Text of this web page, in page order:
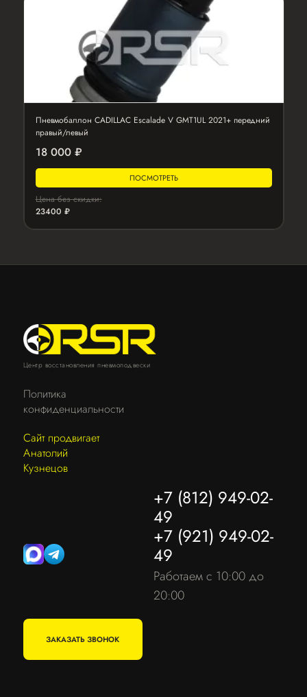
Пневмобаллон CADILLAC Escalade V GMT1UL 2021+ передний
правый/левый
18 000 ₽
ПОСМОТРЕТЬ
Цена без скидки:
23400 ₽
Центр восстановления пневмоподвески
Политика
конфиденциальности
Сайт продвигает
Анатолий
Кузнецов
+7 (812) 949-02-
49
+7 (921) 949-02-
49
Работаем с 10:00 до
20:00
ЗАКАЗАТЬ ЗВОНОК